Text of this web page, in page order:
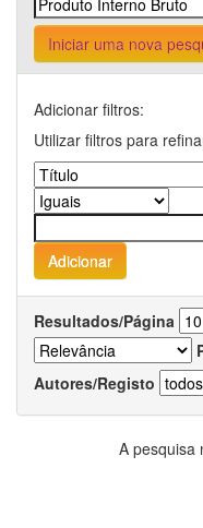
Iniciar uma nova
Adicionar filtros:
Utilizar filtros para
Resultados/Página
Autores/Registo
A pesquisa